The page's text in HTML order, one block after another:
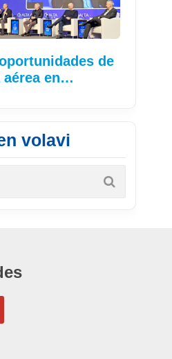
de
aérea en…
volavi